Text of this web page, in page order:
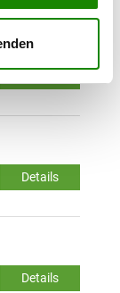
Details
Details